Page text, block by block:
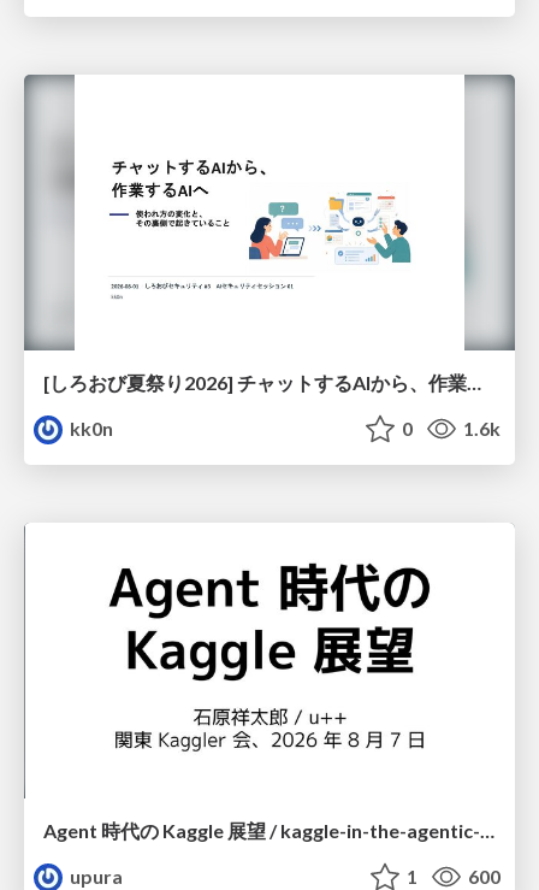
[しろおび夏祭り2026] チャットするAIから、作業するAIへ - 使われ方の変化と、その裏側で起きていること
kk0n
0 1.6k
Agent 時代の Kaggle 展望 / kaggle-in-the-agentic-era
upura
1 600